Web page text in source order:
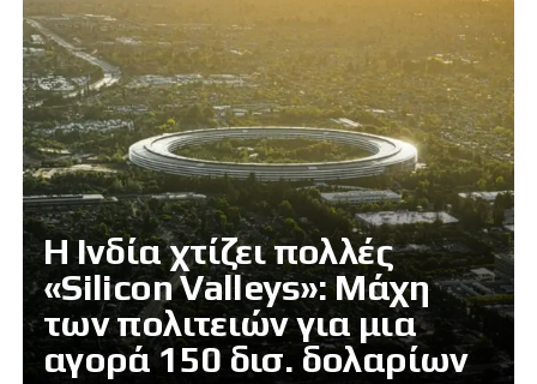
Η Ινδία χτίζει πολλές
«Silicon Valleys»: Μάχη
των πολιτειών για μια
αγορά 150 δισ. δολαρίων